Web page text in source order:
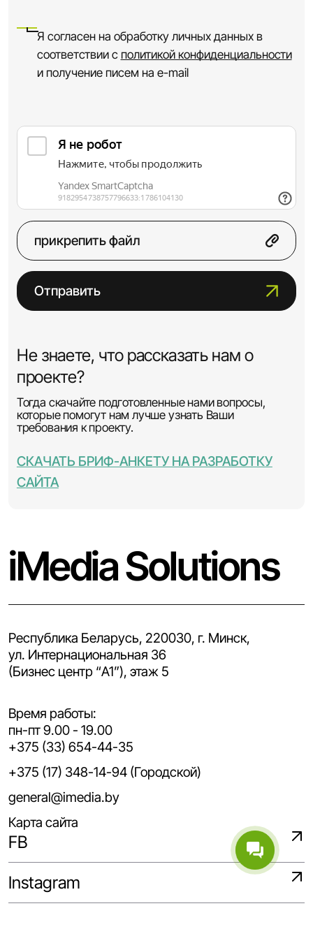
Я согласен на обработку личных данных в
соответствии с политикой конфиденциальности
и получение писем на e-mail
прикрепить файл
Отправить
Не знаете, что рассказать нам о
проекте?
Тогда скачайте подготовленные нами вопросы,
которые помогут нам лучше узнать Ваши
требования к проекту.
СКАЧАТЬ БРИФ-АНКЕТУ НА РАЗРАБОТКУ
САЙТА
iMedia Solutions
Республика Беларусь, 220030, г. Минск,
ул. Интернациональная 36
(Бизнес центр “A1”), этаж 5
Время работы:
пн-пт 9.00 - 19.00
+375 (33) 654-44-35
+375 (17) 348-14-94 (Городской)
general@imedia.by
Карта сайта
FB
Instagram